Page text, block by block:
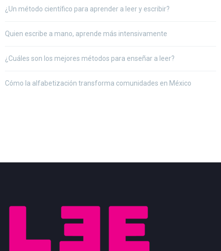
¿Un método científico para aprender a leer y escribir?
Quien escribe a mano, aprende más intensivamente
¿Cuáles son los mejores métodos para enseñar a leer?
Cómo la alfabetización transforma comunidades en México